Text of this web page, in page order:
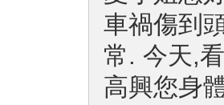
車禍傷到
常. 今天,
高興您身